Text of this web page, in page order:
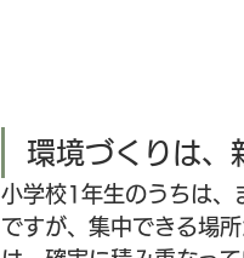
環境づくりは、
小学校1年生のうちは、
ですが、集中できる場